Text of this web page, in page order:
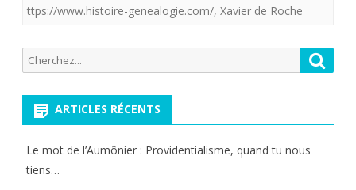
ttps://www.histoire-genealogie.com/, Xavier de Roche
Recherche
pour:
ARTICLES RÉCENTS
Le mot de l’Aumônier : Providentialisme, quand tu nous
tiens…